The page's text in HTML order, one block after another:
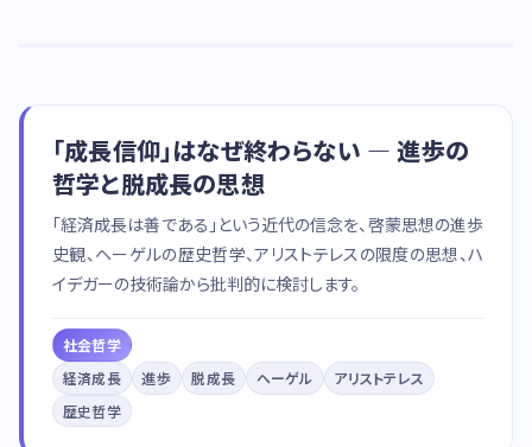
「成長信仰」はなぜ終わらない — 進歩の
哲学と脱成長の思想
「経済成長は善である」という近代の信念を、啓蒙思想の進歩
史観、ヘーゲルの歴史哲学、アリストテレスの限度の思想、ハ
イデガーの技術論から批判的に検討します。
社会哲学
経済成長
進歩 脱成長 ヘーゲル
アリストテレス
歴史哲学